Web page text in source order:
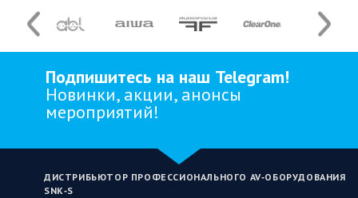
Подпишитесь на наш Telegram!
Новинки, акции, анонсы
мероприятий!
ДИСТРИБЬЮТОР ПРОФЕССИОНАЛЬНОГО AV‑ОБОРУДОВАНИЯ
SNK‑S